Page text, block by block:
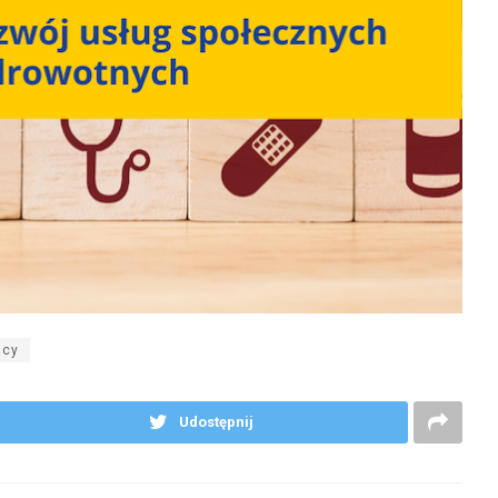
Udostępnij